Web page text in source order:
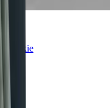
Jackie